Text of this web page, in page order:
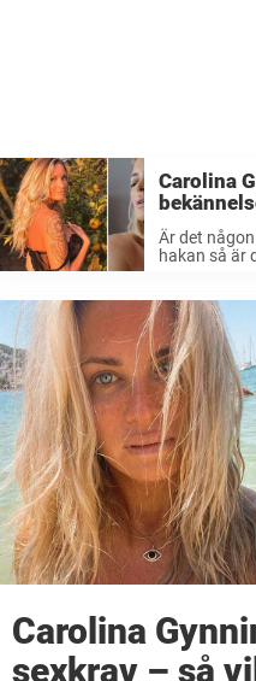
Carolina
”Lite sjukt
Är det
hakan så är
Carolina
sexkrav – så